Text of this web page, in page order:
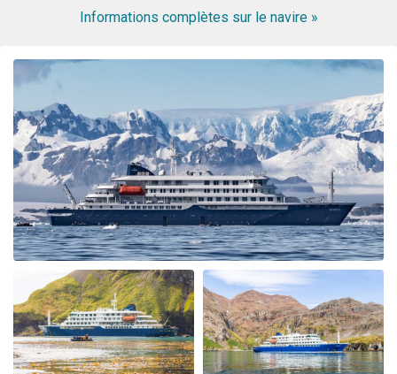
ongeloofelijke ervaring
My Second Oceanwide Expedition!
par John Zingrich L'Arctique
Informations complètes sur le navire »